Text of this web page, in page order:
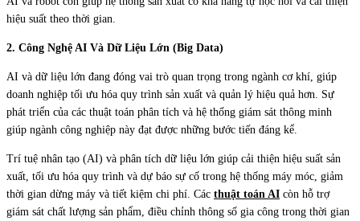
hiệu suất theo thời gian.
2. Công Nghệ AI Và Dữ Liệu Lớn (Big Data)
AI và dữ liệu lớn đang đóng vai trò quan trọng trong ngành cơ khí, giúp
doanh nghiệp tối ưu hóa quy trình sản xuất và quản lý hiệu quả hơn. Sự
phát triển của các thuật toán phân tích và hệ thống giám sát thông minh
giúp ngành công nghiệp này đạt được những bước tiến đáng kể.
Trí tuệ nhân tạo (AI) và phân tích dữ liệu lớn giúp cải thiện hiệu suất sản
xuất, tối ưu hóa quy trình và dự báo sự cố trong hệ thống máy móc, giảm
thời gian dừng máy và tiết kiệm chi phí. Các thuật toán AI còn hỗ trợ
giám sát chất lượng sản phẩm, điều chỉnh thông số gia công trong thời gian